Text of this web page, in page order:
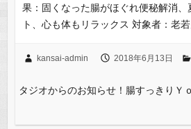
果：固くなった腸がほぐれ便秘解消、
ト、心も体もリラックス 対象者：老
kansai-admin 2018年6月13日
タジオからのお知らせ！腸すっきりＹ